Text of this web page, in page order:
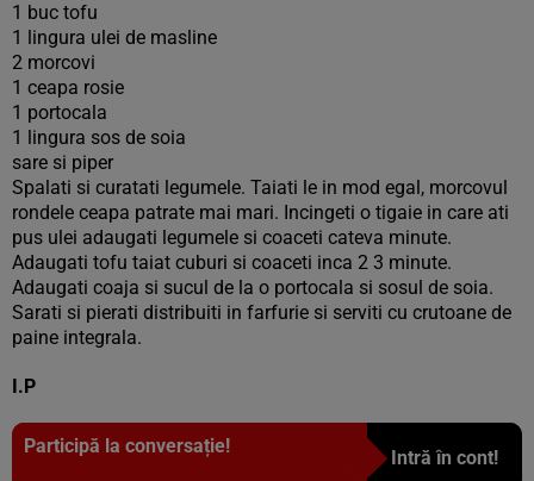
1 buc tofu
1 lingura ulei de masline
2 morcovi
1 ceapa rosie
1 portocala
1 lingura sos de soia
sare si piper
Spalati si curatati legumele. Taiati le in mod egal, morcovul
rondele ceapa patrate mai mari. Incingeti o tigaie in care ati
pus ulei adaugati legumele si coaceti cateva minute.
Adaugati tofu taiat cuburi si coaceti inca 2 3 minute.
Adaugati coaja si sucul de la o portocala si sosul de soia.
Sarati si pierati distribuiti in farfurie si serviti cu crutoane de
paine integrala.
I.P
Participă la conversație!
Intră în cont!